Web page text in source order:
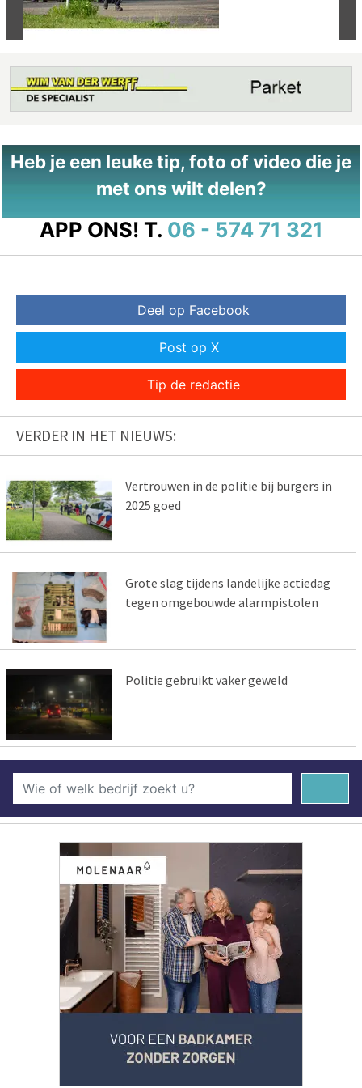
Heb je een leuke tip, foto of video die je
met ons wilt delen?
APP ONS! T. 06 - 574 71 321
Deel op Facebook
Post op X
Tip de redactie
VERDER IN HET NIEUWS:
Vertrouwen in de politie bij burgers in
2025 goed
Grote slag tijdens landelijke actiedag
tegen omgebouwde alarmpistolen
Politie gebruikt vaker geweld